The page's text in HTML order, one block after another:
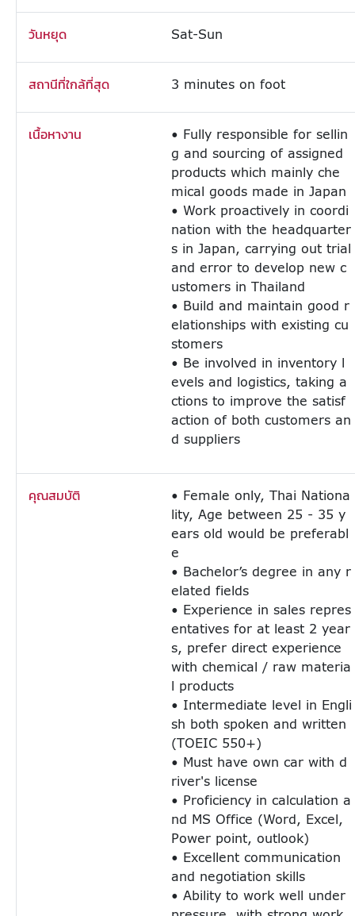
วันหยุด Sat-Sun
สถานีที่ใกล้ที่สุด 3 minutes on foot
เนื้อหางาน
• Fully responsible for sellin
g and sourcing of assigned
products which mainly che
mical goods made in Japan
• Work proactively in coordi
nation with the headquarter
s in Japan, carrying out trial
and error to develop new c
ustomers in Thailand
• Build and maintain good r
elationships with existing cu
stomers
• Be involved in inventory l
evels and logistics, taking a
ctions to improve the satisf
action of both customers an
d suppliers
คุณสมบัติ
• Female only, Thai Nationa
lity, Age between 25 - 35 y
ears old would be preferabl
e
• Bachelor’s degree in any r
elated fields
• Experience in sales repres
entatives for at least 2 year
s, prefer direct experience
with chemical / raw materia
l products
• Intermediate level in Engli
sh both spoken and written
(TOEIC 550+)
• Must have own car with d
river's license
• Proficiency in calculation a
nd MS Office (Word, Excel,
Power point, outlook)
• Excellent communication
and negotiation skills
• Ability to work well under